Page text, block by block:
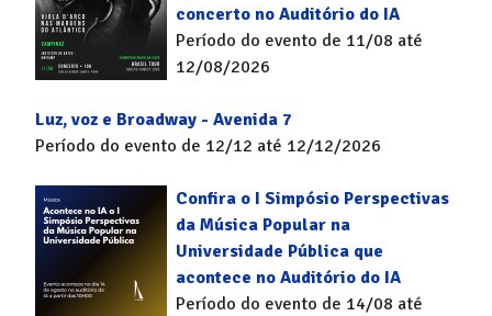
concerto no Auditório do IA
Período do evento de 11/08 até
12/08/2026
Luz, voz e Broadway - Avenida 7
Período do evento de 12/12 até 12/12/2026
Confira o I Simpósio Perspectivas
da Música Popular na
Universidade Pública que
acontece no Auditório do IA
Período do evento de 14/08 até